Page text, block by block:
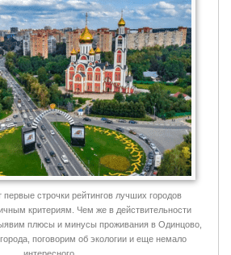
строчки рейтингов лучших городов
критериям. Чем же в действительности
плюсы и минусы проживания в Одинцово,
поговорим об экологии и еще немало